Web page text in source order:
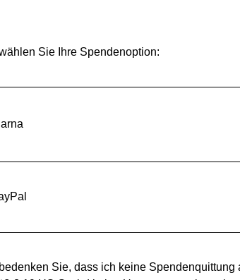
Sie Ihre Spendenoption:
Sie, dass ich keine